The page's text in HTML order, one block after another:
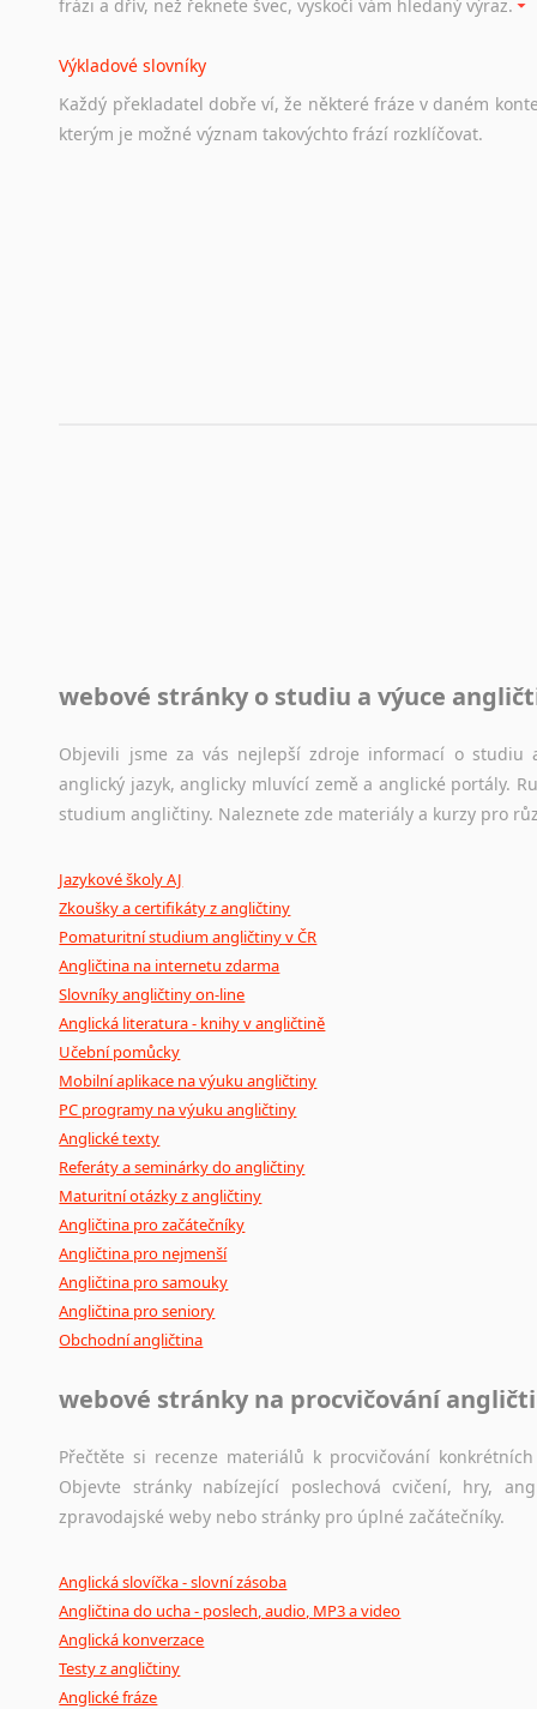
Hledáte-li
práci
stejná obecná pravidla, jako pro český životopis. Tak dost
frázi a dřív, než řeknete švec, vyskočí vám hledaný výraz.
Výkladové slovníky
Každý překladatel dobře ví, že některé fráze v daném
kterým je možné význam takovýchto frází rozklíčovat.
Jazykový korpus je elektronický soubor autentických
původního zdroje textu.
Ostatní pomůcky pro překladatele
poradny a pravidla
webové stránky o studiu a výuce
Objevili jsme za vás nejlepší zdroje informací o studiu
anglický jazyk, anglicky mluvící země a anglické portály.
studium angličtiny. Naleznete zde materiály a kurzy pro
Jazykové školy AJ
Zkoušky a certifikáty z angličtiny
Pomaturitní studium angličtiny v ČR
Angličtina na internetu zdarma
Slovníky angličtiny on-line
Anglická literatura - knihy v angličtině
Učební pomůcky
Mobilní aplikace na výuku angličtiny
PC programy na výuku angličtiny
Anglické texty
Referáty a seminárky do angličtiny
Maturitní otázky z angličtiny
Angličtina pro začátečníky
Angličtina pro nejmenší
Angličtina pro samouky
Angličtina pro seniory
Obchodní angličtina
webové stránky na procvičování
Přečtěte si recenze materiálů k procvičování
Objevte stránky nabízející poslechová cvičení, hry,
zpravodajské weby nebo stránky pro úplné začátečníky.
Anglická slovíčka - slovní zásoba
Angličtina do ucha - poslech, audio, MP3 a video
Anglická konverzace
Testy z angličtiny
Anglické fráze